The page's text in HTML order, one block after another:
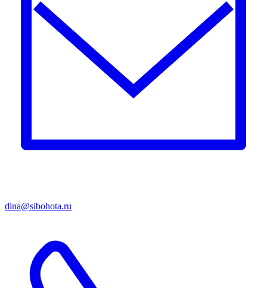
dina@sibohota.ru